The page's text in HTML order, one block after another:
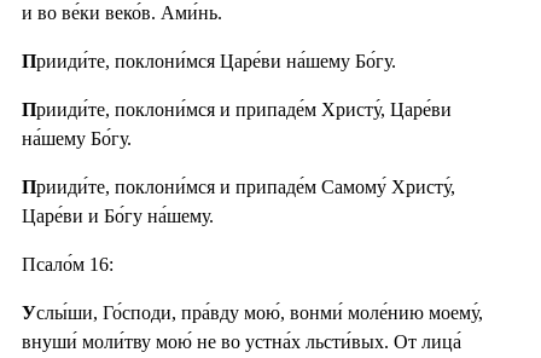
и во ве́ки веко́в. Ами́нь.
Прииди́те, поклони́мся Царе́ви на́шему Бо́гу.
Прииди́те, поклони́мся и припаде́м Христу́, Царе́ви
на́шему Бо́гу.
Прииди́те, поклони́мся и припаде́м Самому́ Христу́,
Царе́ви и Бо́гу на́шему.
Псало́м 16:
Услы́ши, Го́споди, пра́вду мою́, вонми́ моле́нию моему́,
внуши́ моли́тву мою́ не во устна́х льсти́вых. От лица́